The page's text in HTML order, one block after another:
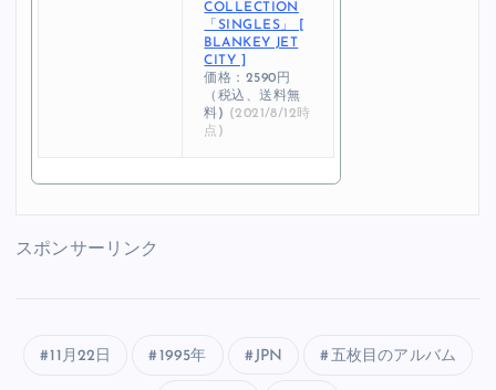
COLLECTION
「SINGLES」 [
BLANKEY JET
CITY ]
価格：2590円
（税込、送料無
料) (2021/8/12時
点)
スポンサーリンク
11月22日 1995年 JPN 五枚目のアルバム